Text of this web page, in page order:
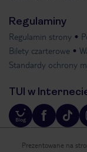
Regulaminy
Regulamin strony
Bilety czarterowe
Standardy ochrony
TUI w
Prezentowane na